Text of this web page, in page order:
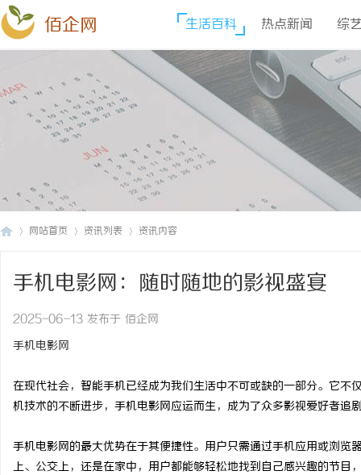
佰企网 生活百科 热点新闻 综
网站首页 资讯列表 资讯内容
手机电影网：随时随地的影视盛宴
2025-06-13 发布于 佰企网
手机电影网
在现代社会，智能手机已经成为我们生活中不可或缺的一部分。它
机技术的不断进步，手机电影网应运而生，成为了众多影视爱好者追
手机电影网的最大优势在于其便捷性。用户只需通过手机应用或浏
上、公交上，还是在家中，用户都能够轻松地找到自己感兴趣的节